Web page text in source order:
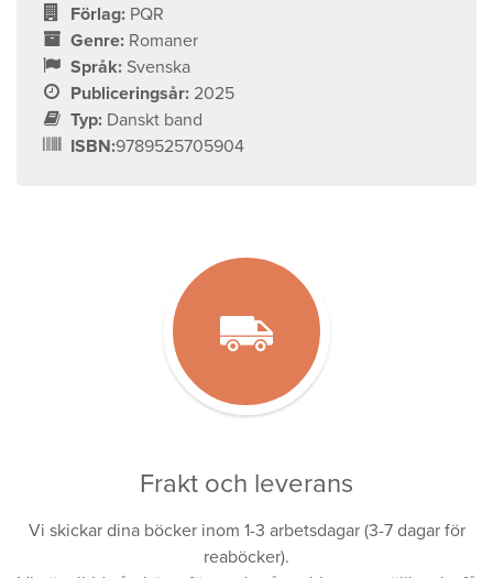
Förlag: PQR
Genre: Romaner
Språk: Svenska
Publiceringsår: 2025
Typ: Danskt band
ISBN:9789525705904
Frakt och leverans
Vi skickar dina böcker inom 1-3 arbetsdagar (3-7 dagar för
reaböcker).